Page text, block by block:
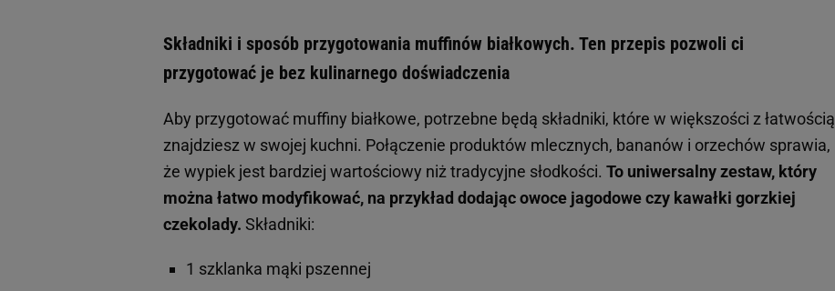
Składniki i sposób przygotowania muffinów białkowych. Ten przepis pozwoli ci
przygotować je bez kulinarnego doświadczenia
Aby przygotować muffiny białkowe, potrzebne będą składniki, które w większości z łatwością
znajdziesz w swojej kuchni. Połączenie produktów mlecznych, bananów i orzechów sprawia,
że wypiek jest bardziej wartościowy niż tradycyjne słodkości. To uniwersalny zestaw, który
można łatwo modyfikować, na przykład dodając owoce jagodowe czy kawałki gorzkiej
czekolady. Składniki:
1 szklanka mąki pszennej